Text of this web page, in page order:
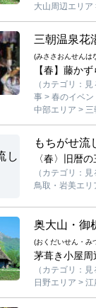
大山周辺エリア
三朝温泉花
(みささおんせんは
【春】藤か
（カテゴリ：
事 > 春のイベン
中部エリア > 三
もちがせ流
〈春〉旧暦
（カテゴリ：
鳥取・岩美エリ
奥大山・御
(おくだいせん・み
茅葺き小屋周
（カテゴリ：
日野エリア > 江